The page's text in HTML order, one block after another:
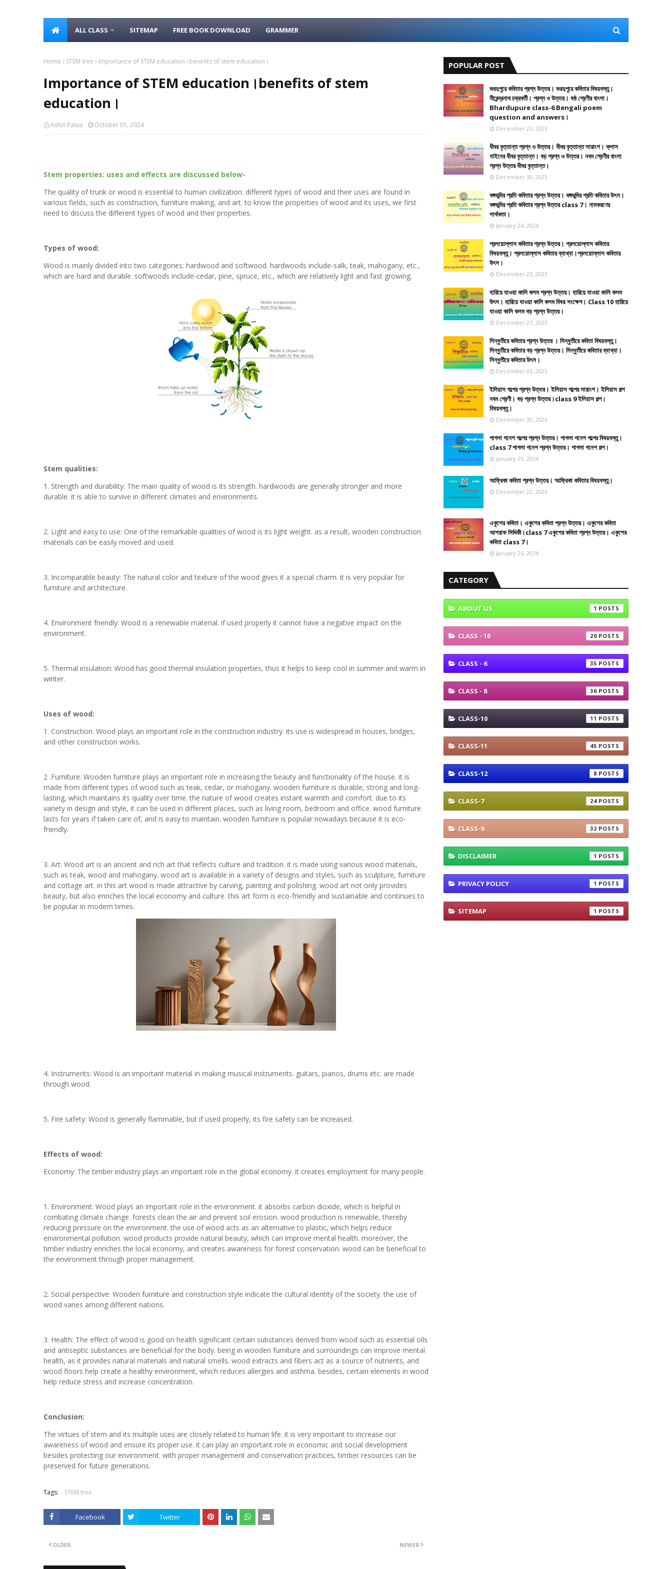
ALL CLASS SITEMAP FREE BOOK DOWNLOAD GRAMMER
Home STEM tree Importance of STEM education।benefits of stem education।
Importance of STEM education।benefits of stem
education।
Ashis Patua October 01, 2024
Stem properties: uses and effects are discussed below-
The quality of trunk or wood is essential to human civilization. different types of wood and their uses are found in
various fields, such as construction, furniture making, and art. to know the properties of wood and its uses, we first
need to discuss the different types of wood and their properties.
Types of wood:
Wood is mainly divided into two categories: hardwood and softwood. hardwoods include-salk, teak, mahogany, etc.,
which are hard and durable. softwoods include-cedar, pine, spruce, etc., which are relatively light and fast growing.
Stem qualities:
1. Strength and durability: The main quality of wood is its strength. hardwoods are generally stronger and more
durable. it is able to survive in different climates and environments.
2. Light and easy to use: One of the remarkable qualities of wood is its light weight. as a result, wooden construction
materials can be easily moved and used.
3. Incomparable beauty: The natural color and texture of the wood gives it a special charm. it is very popular for
furniture and architecture.
4. Environment friendly: Wood is a renewable material. if used properly it cannot have a negative impact on the
environment.
5. Thermal insulation: Wood has good thermal insulation properties, thus it helps to keep cool in summer and warm in
winter.
Uses of wood:
1. Construction: Wood plays an important role in the construction industry. its use is widespread in houses, bridges,
and other construction works.
2 .Furniture: Wooden furniture plays an important role in increasing the beauty and functionality of the house. it is
made from different types of wood such as teak, cedar, or mahogany. wooden furniture is durable, strong and long-
lasting, which maintains its quality over time. the nature of wood creates instant warmth and comfort. due to its
variety in design and style, it can be used in different places, such as living room, bedroom and office. wood furniture
lasts for years if taken care of, and is easy to maintain. wooden furniture is popular nowadays because it is eco-
friendly.
3. Art: Wood art is an ancient and rich art that reflects culture and tradition. it is made using various wood materials,
such as teak, wood and mahogany. wood art is available in a variety of designs and styles, such as sculpture, furniture
and cottage art. in this art wood is made attractive by carving, painting and polishing. wood art not only provides
beauty, but also enriches the local economy and culture. this art form is eco-friendly and sustainable and continues to
be popular in modern times.
4. Instruments: Wood is an important material in making musical instruments. guitars, pianos, drums etc. are made
through wood.
5. Fire safety: Wood is generally flammable, but if used properly, its fire safety can be increased.
Effects of wood:
Economy: The timber industry plays an important role in the global economy. it creates employment for many people.
1. Environment: Wood plays an important role in the environment. it absorbs carbon dioxide, which is helpful in
combating climate change. forests clean the air and prevent soil erosion. wood production is renewable, thereby
reducing pressure on the environment. the use of wood acts as an alternative to plastic, which helps reduce
environmental pollution. wood products provide natural beauty, which can improve mental health. moreover, the
timber industry enriches the local economy, and creates awareness for forest conservation. wood can be beneficial to
the environment through proper management.
2. Social perspective: Wooden furniture and construction style indicate the cultural identity of the society. the use of
wood varies among different nations.
3. Health: The effect of wood is good on health significant certain substances derived from wood such as essential oils
and antiseptic substances are beneficial for the body. being in wooden furniture and surroundings can improve mental
health, as it provides natural materials and natural smells. wood extracts and fibers act as a source of nutrients, and
wood floors help create a healthy environment, which reduces allergies and asthma. besides, certain elements in wood
help reduce stress and increase concentration.
Conclusion:
The virtues of stem and its multiple uses are closely related to human life. it is very important to increase our
awareness of wood and ensure its proper use. it can play an important role in economic and social development
besides protecting our environment. with proper management and conservation practices, timber resources can be
preserved for future generations.
Tags: STEM tree
Facebook Twitter
NEWER
OLDER
POPULAR POST
ভরদুপুরে কবিতার প্রশ্ন উত্তর। ভরদুপুরে কবিতার বিষয়বস্তু।
নীরেন্দ্রনাথ চক্রবর্তী। প্রশ্ন ও উত্তর। ষষ্ঠ শ্রেণীর বাংলা।
Bhardupure class-6 Bengali poem
question and answers।
December 23, 2023
ধীবর বৃত্তান্ত প্রশ্ন ও উত্তর। ধীবর বৃত্তান্ত সারাংশ। ক্লাস
নাইনের ধীবর বৃত্তান্ত। বড় প্রশ্ন ও উত্তর। নবম শ্রেণীর বাংলা
প্রশ্ন উত্তর ধীবর বৃত্তান্ত।
December 30, 2023
বঙ্গভূমির প্রতি কবিতার প্রশ্ন উত্তর। বঙ্গভূমির প্রতি কবিতার উৎস।
বঙ্গভূমির প্রতি কবিতার প্রশ্ন উত্তর class 7। নামকরণের
সার্থকতা।
January 24, 2024
প্রলয়োল্লাস কবিতার প্রশ্ন উত্তর। প্রলয়োল্লাস কবিতার
বিষয়বস্তু। প্রলয়োল্লাস কবিতার ব্যাখ্যা।প্রলয়োল্লাস কবিতার
উৎস।
December 23, 2023
হারিয়ে যাওয়া কালি কলম প্রশ্ন উত্তর। হারিয়ে যাওয়া কালি কলম
উৎস। হারিয়ে যাওয়া কালি কলম বিষয় সংক্ষেপ। Class 10 হারিয়ে
যাওয়া কালি কলম বড় প্রশ্ন উত্তর।
December 27, 2023
সিন্ধুতীরে কবিতার প্রশ্ন উত্তর । সিন্ধুতীরে কবিতা বিষয়বস্তু।
সিন্ধুতীরে কবিতার বড় প্রশ্ন উত্তর। সিন্ধুতীরে কবিতার ব্যাখ্যা।
সিন্ধুতীরে কবিতার উৎস।
December 03, 2023
ইলিয়াস গল্পের প্রশ্ন উত্তর। ইলিয়াস গল্পের সারাংশ। ইলিয়াস গল্প
নবম শ্রেণী। বড় প্রশ্ন উত্তর।class 9 ইলিয়াস গল্প।
বিষয়বস্তু।
December 30, 2023
পাগলা গনেশ গল্পের প্রশ্ন উত্তর। পাগলা গনেশ গল্পের বিষয়বস্তু।
class 7 পাগলা গনেশ প্রশ্ন উত্তর। পাগলা গনেশ গল্প।
January 23, 2024
আফ্রিকা কবিতা প্রশ্ন উত্তর। আফ্রিকা কবিতার বিষয়বস্তু।
December 22, 2023
একুশের কবিতা। একুশের কবিতা প্রশ্ন উত্তর। একুশের কবিতা
আশরাফ সিদ্দিকী।class 7 একুশের কবিতা প্রশ্ন উত্তর। একুশের
কবিতা class 7।
January 26, 2024
CATEGORY
ABOUT US 1
CLASS - 10 20
CLASS - 6 35
CLASS - 8 36
CLASS-10 11
CLASS-11 45
CLASS-12 8
CLASS-7 24
CLASS-9 32
DISCLAIMER 1
PRIVACY POLICY 1
SITEMAP 1